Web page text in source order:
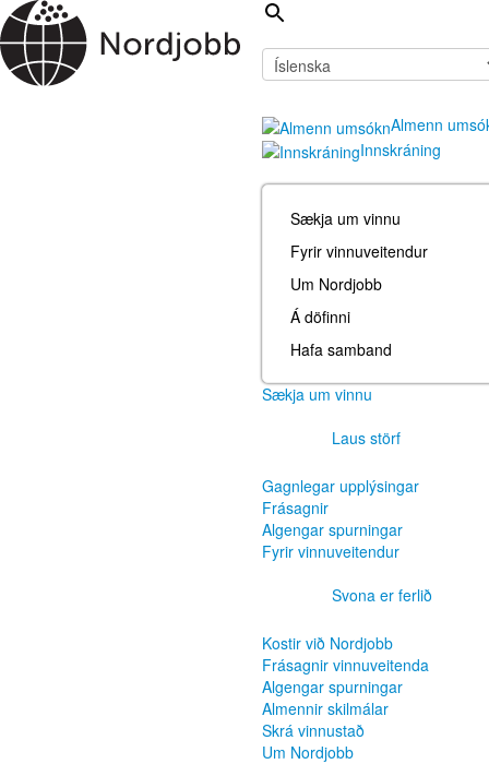
Almenn
Innskráning
Sækja um vinnu
Fyrir vinnuveitendur
Um Nordjobb
Á döfinni
Hafa samband
Sækja um vinnu
Laus störf
Gagnlegar upplýsingar
Frásagnir
Algengar spurningar
Fyrir vinnuveitendur
Svona er ferlið
Kostir við Nordjobb
Frásagnir vinnuveitenda
Algengar spurningar
Almennir skilmálar
Skrá vinnustað
Um Nordjobb